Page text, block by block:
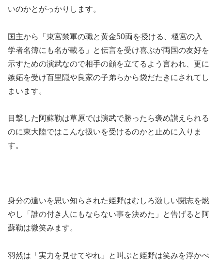
いのかとがっかりします。
国主から「東宮禁軍の職と黄金50両を授ける、稷宮の入
学者名簿にも名が載る」と伝言を受け喜ぶが両国の友好を
示すための演武なので相手の顔を立てるよう言われ、更に
嫉妬を受け百里隠や良家の子弟らから袋だたきにされてし
まいます。
目撃した阿蘇勒は草原では演武で勝ったら褒め讃えられる
のに東大陸ではこんな扱いを受けるのかと止めに入りま
す。
身分の違いを思い知らされた姫野はむしろ激しい闘志を燃
やし「誰の付き人にもならない事を決めた」と告げると阿
蘇勒は微笑みます。
羽然は「実力を見せてやれ」と叫ぶと姫野は笑みを浮かべ